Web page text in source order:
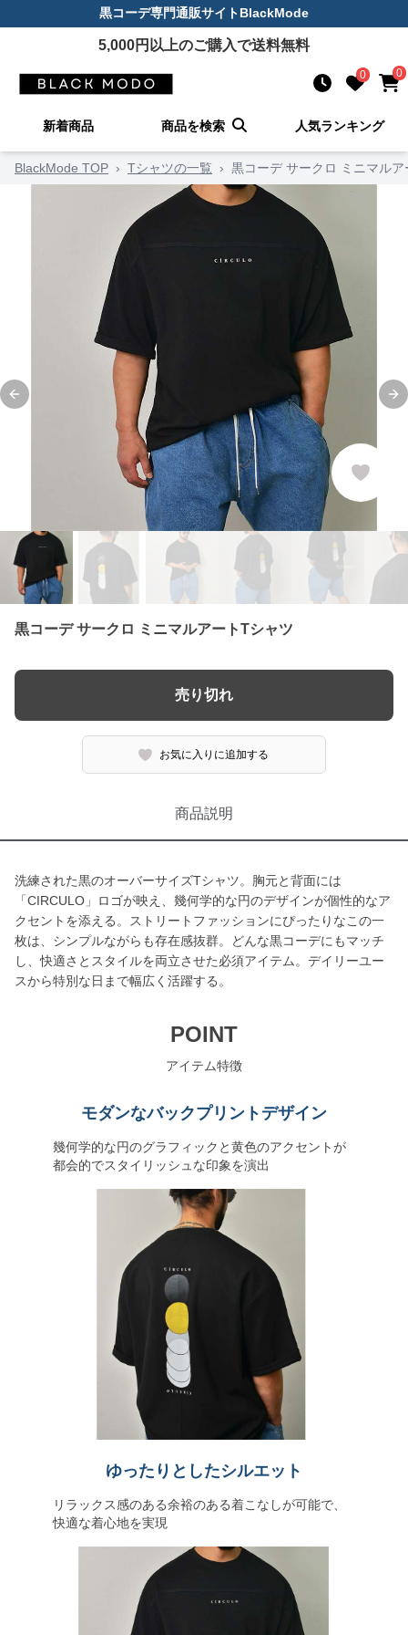
黒コーデ専門通販サイトBlackMode
5,000円以上のご購入で送料無料
0 0
新着商品 商品を検索 人気ランキング
BlackMode TOP › Tシャツの一覧 › 黒コーデ サークロ ミニマル
Previous slide
黒コーデ サークロ ミニマルアートTシャツ
売り切れ
お気に入りに追加する
商品説明
洗練された黒のオーバーサイズTシャツ。胸元と背面には
「CIRCULO」ロゴが映え、幾何学的な円のデザインが個性的なア
クセントを添える。ストリートファッションにぴったりなこの一
枚は、シンプルながらも存在感抜群。どんな黒コーデにもマッチ
し、快適さとスタイルを両立させた必須アイテム。デイリーユー
スから特別な日まで幅広く活躍する。
POINT
アイテム特徴
モダンなバックプリントデザイン
幾何学的な円のグラフィックと黄色のアクセントが
都会的でスタイリッシュな印象を演出
ゆったりとしたシルエット
リラックス感のある余裕のある着こなしが可能で、
快適な着心地を実現